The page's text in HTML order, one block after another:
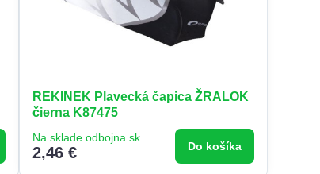
REKINEK Plavecká čapica ŽRALOK
čierna K87475
Na sklade odbojna.sk
2,46 € Do košíka